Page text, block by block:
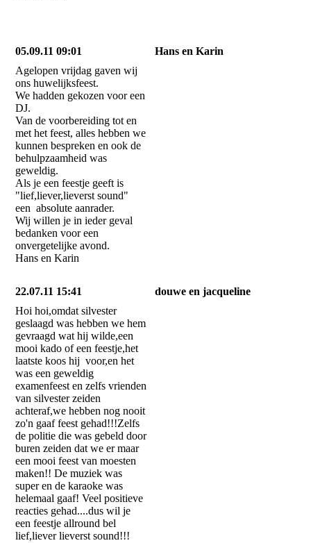
05.09.11 09:01
Hans en Karin
Agelopen vrijdag gaven wij
ons huwelijksfeest.
We hadden gekozen voor een
DJ.
Van de voorbereiding tot en
met het feest, alles hebben we
kunnen bespreken en ook de
behulpzaamheid was
geweldig.
Als je een feestje geeft is
"lief,liever,lieverst sound"
een absolute aanrader.
Wij willen je in ieder geval
bedanken voor een
onvergetelijke avond.
Hans en Karin
22.07.11 15:41
douwe en jacqueline
Hoi hoi,omdat silvester
geslaagd was hebben we hem
gevraagd wat hij wilde,een
mooi kado of een feestje,het
laatste koos hij voor,en het
was een geweldig
examenfeest en zelfs vrienden
van silvester zeiden
achteraf,we hebben nog nooit
zo'n gaaf feest gehad!!!Zelfs
de politie die was gebeld door
buren zeiden dat we er maar
een mooi feest van moesten
maken!! De muziek was
super en de karaoke was
helemaal gaaf! Veel positieve
reacties gehad....dus wil je
een feestje allround bel
lief,liever lieverst sound!!!